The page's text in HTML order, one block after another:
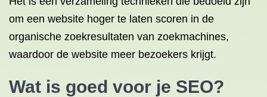
om een website hoger te laten scoren in de
organische zoekresultaten van zoekmachines,
waardoor de website meer bezoekers krijgt.
Wat is goed voor je SEO?